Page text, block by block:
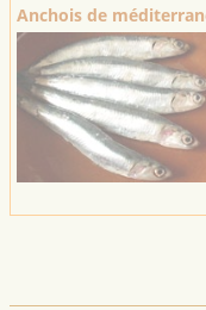
Anchois de